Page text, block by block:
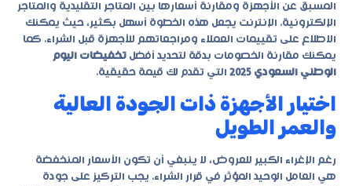
المسبق عن الأجهزة ومقارنة أسعارها بين المتاجر التقليدية والمتاجر
الإلكترونية. الإنترنت يجعل هذه الخطوة أسهل بكثير، حيث يمكنك
الاطلاع على تقييمات العملاء ومراجعاتهم للأجهزة قبل الشراء. كما
يمكنك مقارنة الخصومات بدقة لتحديد أفضل تخفيضات اليوم
الوطني السعودي 2025
التي تقدم لك قيمة حقيقية.
اختيار الأجهزة ذات الجودة العالية
والعمر الطويل
رغم الإغراء الكبير للعروض، لا ينبغي أن تكون الأسعار المنخفضة
هي العامل الوحيد المؤثر في قرار الشراء. يجب التركيز على جودة